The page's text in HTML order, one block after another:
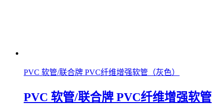
PVC 软管/联合牌 PVC纤维增强软管（灰色）
PVC 软管/联合牌 PVC纤维增强软管